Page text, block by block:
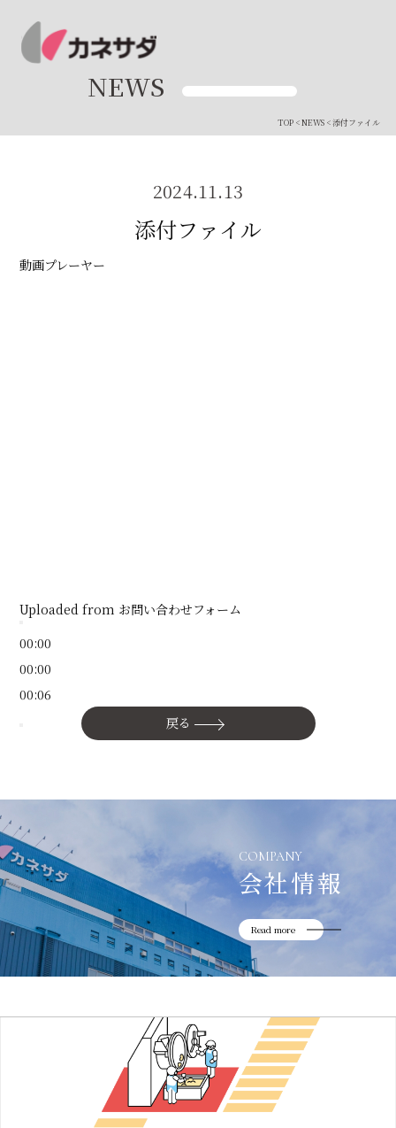
NEWS
TOP<NEWS< 添付ファイル
2024.11.13
添付ファイル
動画プレーヤー
00:00
00:00
00:06
Uploaded from お問い合わせフォーム
戻る
COMPANY
会社情報
Read more